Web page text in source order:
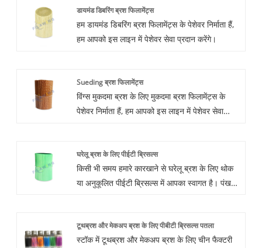
डायमंड डिबरिंग ब्रश फिलामेंट्स
हम डायमंड डिबरिंग ब्रश फिलामेंट्स के पेशेवर निर्माता हैं,
हम आपको इस लाइन में पेशेवर सेवा प्रदान करेंगे।
Sueding ब्रश फिलामेंट्स
विंग्स मुकदमा ब्रश के लिए मुकदमा ब्रश फिलामेंट्स के
पेशेवर निर्माता हैं, हम आपको इस लाइन में पेशेवर सेवा
घरेलू ब्रश के लिए पीईटी ब्रिसल्स
किसी भी समय हमारे कारखाने से घरेलू ब्रश के लिए थोक
या अनुकूलित पीईटी ब्रिसल्स में आपका स्वागत है। पंख
उपयोग दैनिक घरेलू सफाई, मेकअप ब्रश और पेंट ब्रश में
किया जाता है।
टूथब्रश और मेकअप ब्रश के लिए पीबीटी ब्रिसल्स पतला
स्टॉक में टूथब्रश और मेकअप ब्रश के लिए चीन फैक्टरी